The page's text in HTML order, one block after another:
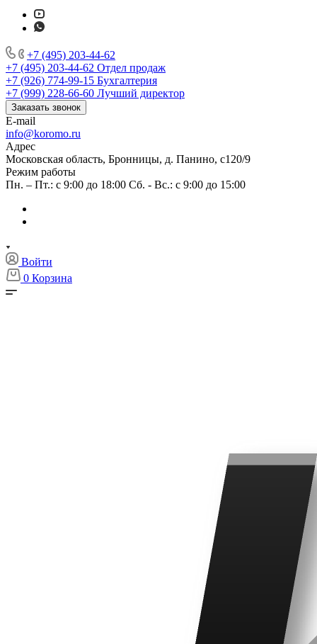
+7 (495) 203-44-62
+7 (495) 203-44-62 Отдел продаж
+7 (926) 774-99-15 Бухгалтерия
+7 (999) 228-66-60 Лучший директор
Заказать звонок
E-mail
info@koromo.ru
Адрес
Московская область, Бронницы, д. Панино, с120/9
Режим работы
Пн. – Пт.: с 9:00 до 18:00 Сб. - Вс.: с 9:00 до 15:00
Войти
0 Корзина